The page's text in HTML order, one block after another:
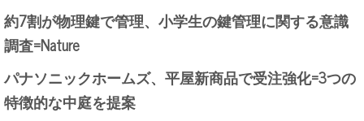
約7割が物理鍵で管理、小学生の鍵管理に関する意識
調査=Nature
パナソニックホームズ、平屋新商品で受注強化=3つの
特徴的な中庭を提案